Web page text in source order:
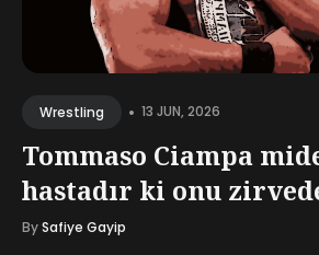
Wrestling • 13 JUN, 2026
Tommaso Ciampa
hastadır ki onu
BySafiye Gayip